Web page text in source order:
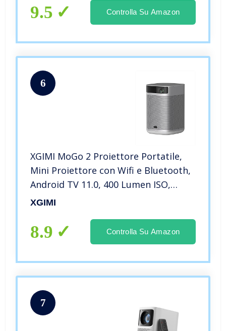
per iOS, Android, PC,TV Stick
9.5 Controlla Su Amazon
6
XGIMI MoGo 2 Proiettore Portatile,
Mini Proiettore con Wifi e Bluetooth,
Android TV 11.0, 400 Lumen ISO,
Altoparlanti 2X8W, Auto Focus,
dello Schermo
XGIMI
8.9 Controlla Su Amazon
7